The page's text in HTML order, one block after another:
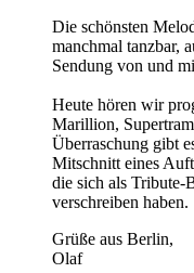
Die schönsten
manchmal tanzbar,
Sendung von und
Heute hören wir
Marillion,
Überraschung gibt
Mitschnitt eines
die sich als Tribute-
verschreiben haben.
Grüße aus Berlin,
Olaf